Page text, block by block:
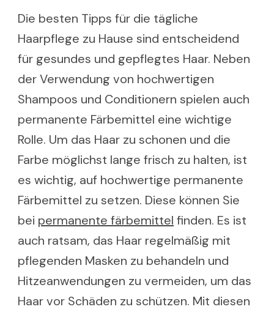
Die besten Tipps für die tägliche
Haarpflege zu Hause sind entscheidend
für gesundes und gepflegtes Haar. Neben
der Verwendung von hochwertigen
Shampoos und Conditionern spielen auch
permanente Färbemittel eine wichtige
Rolle. Um das Haar zu schonen und die
Farbe möglichst lange frisch zu halten, ist
es wichtig, auf hochwertige permanente
Färbemittel zu setzen. Diese können Sie
bei permanente färbemittel finden. Es ist
auch ratsam, das Haar regelmäßig mit
pflegenden Masken zu behandeln und
Hitzeanwendungen zu vermeiden, um das
Haar vor Schäden zu schützen. Mit diesen